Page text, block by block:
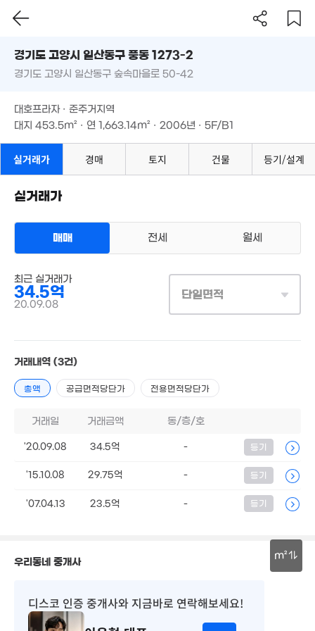
111m²
136m²
250m²
'23. 08
188m²
137m²
1.9억
194m²
억
매매 34억 5000만원
연1,663m²
13.6억
'20. 05
'12. 12
필터 매물 탐색
경기도 고양시 일산동구 풍동 1273-2
대지453.5m²· 연1,663.14m²· 2006년 · 5F/B1
m²
경기도 고양시 일산동구 풍동 1273-2
경기도 고양시 일산동구 숲속마을로 50-42
대호프라자 · 준주거지역
대지 453.5m² · 연 1,663.14m² · 2006년 · 5F/B1
실거래가 경매 토지 건물 등기/설계
실거래가
매매 전세 월세
최근 실거래가
34.5억
20.09.08
단일면적
거래내역 (3건)
총액 공급면적당단가 전용면적당단가
거래일 거래금액 동/층/호
'20.09.08 34.5억 - 등기
'15.10.08 29.75억 - 등기
'07.04.13 23.5억 - 등기
우리동네 중개사
디스코 인증 중개사와 지금바로 연락해보세요!